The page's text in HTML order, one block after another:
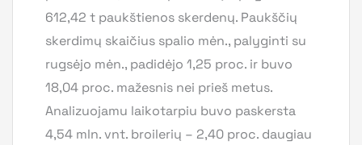
612,42 t paukštienos skerdenų. Paukščių
skerdimų skaičius spalio mėn., palyginti su
rugsėjo mėn., padidėjo 1,25 proc. ir buvo
18,04 proc. mažesnis nei prieš metus.
Analizuojamu laikotarpiu buvo paskersta
4,54 mln. vnt. broilerių – 2,40 proc. daugiau